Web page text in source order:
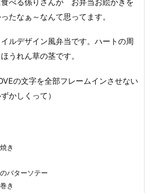
たなぁ～なんて思ってます。
ルデザイン風弁当です。ハートの周
うれん草の茎です。
の文字を全部フレームインさせない
かしくって）
き
バターソテー
き